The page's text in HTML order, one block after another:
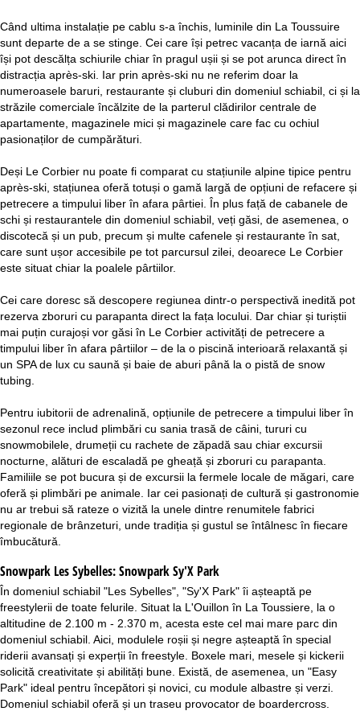
Când ultima instalație pe cablu s-a închis, luminile din La Toussuire
sunt departe de a se stinge. Cei care își petrec vacanța de iarnă aici
își pot descălța schiurile chiar în pragul ușii și se pot arunca direct în
distracția après-ski. Iar prin après-ski nu ne referim doar la
numeroasele baruri, restaurante și cluburi din domeniul schiabil, ci și la
străzile comerciale încălzite de la parterul clădirilor centrale de
apartamente, magazinele mici și magazinele care fac cu ochiul
pasionaților de cumpărături.
Deși Le Corbier nu poate fi comparat cu stațiunile alpine tipice pentru
après-ski, stațiunea oferă totuși o gamă largă de opțiuni de refacere și
petrecere a timpului liber în afara pârtiei. În plus față de cabanele de
schi și restaurantele din domeniul schiabil, veți găsi, de asemenea, o
discotecă și un pub, precum și multe cafenele și restaurante în sat,
care sunt ușor accesibile pe tot parcursul zilei, deoarece Le Corbier
este situat chiar la poalele pârtiilor.
Cei care doresc să descopere regiunea dintr-o perspectivă inedită pot
rezerva zboruri cu parapanta direct la fața locului. Dar chiar și turiștii
mai puțin curajoși vor găsi în Le Corbier activități de petrecere a
timpului liber în afara pârtiilor – de la o piscină interioară relaxantă și
un SPA de lux cu saună și baie de aburi până la o pistă de snow
tubing.
Pentru iubitorii de adrenalină, opțiunile de petrecere a timpului liber în
sezonul rece includ plimbări cu sania trasă de câini, tururi cu
snowmobilele, drumeții cu rachete de zăpadă sau chiar excursii
nocturne, alături de escaladă pe gheață și zboruri cu parapanta.
Familiile se pot bucura și de excursii la fermele locale de măgari, care
oferă și plimbări pe animale. Iar cei pasionați de cultură și gastronomie
nu ar trebui să rateze o vizită la unele dintre renumitele fabrici
regionale de brânzeturi, unde tradiția și gustul se întâlnesc în fiecare
îmbucătură.
Snowpark Les Sybelles:Snowpark Sy'X Park
În domeniul schiabil "Les Sybelles", "Sy'X Park" îi așteaptă pe
freestylerii de toate felurile. Situat la L'Ouillon în La Toussiere, la o
altitudine de 2.100 m - 2.370 m, acesta este cel mai mare parc din
domeniul schiabil. Aici, modulele roșii și negre așteaptă în special
riderii avansați și experții în freestyle. Boxele mari, mesele și kickerii
solicită creativitate și abilități bune. Există, de asemenea, un "Easy
Park" ideal pentru începători și novici, cu module albastre și verzi.
Domeniul schiabil oferă și un traseu provocator de boardercross.